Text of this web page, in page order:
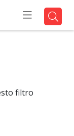
filtro